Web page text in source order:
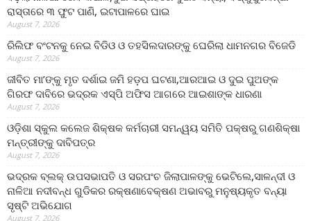
ରାସ୍ତାରେ ୩ ଫୁଟ ପାଣି, ଇଟାପାଳରେ ଘାଇ
August 7, 2026
ରିଲିଫ ବଂଟନକୁ ନେଇ ବିଡିଓ ଓ ତହସିଲଦାରଙ୍କୁ ଘେରିଲା ଧାମନଗର ବିଜେଡି
August 7, 2026
ଜୀବିତ ମା’ଙ୍କୁ ମୃତ ଦର୍ଶାଇ ଜମି ହଡ଼ପ ଘଟଣା,ଆରଆଇ ଓ ଦୁଇ ପୁଅଙ୍କ
ଗିରଫ ଦାବିରେ ଭଦ୍ରକ ଏସ୍‌ପି ଅଫିସ ଆଗରେ ଆଇଶାଙ୍କ ଧାରଣା
August 7, 2026
ଓଡ଼ିଶା ସ୍କୁଲ କଲେଜ ଶିକ୍ଷକ କର୍ମଚାରୀ ସମନ୍ୱୟ ସମିତି ପକ୍ଷରୁ ଗଣଶିକ୍ଷା
ମନ୍ତ୍ରୀଙ୍କୁ ଦାବିପତ୍ର
August 7, 2026
ଭଦ୍ରକ ବ୍ଲକ୍ ଉପସଭାପତି ଓ ସରପଂଚ ଜିଲାପାଳଙ୍କୁ ଭେଟିଲେ,ସାଳନ୍ଦୀ ଓ
ନାଳିଆ ନଦୀବନ୍ଧ ଗୁଡିକର ରକ୍ଷଣାବେକ୍ଷଣ ଅଭାବରୁ ମନୁଷ୍ୟକୃତ ବନ୍ୟା
ସୃଷ୍ଟି ଅଭିଯୋଗ
August 7, 2026